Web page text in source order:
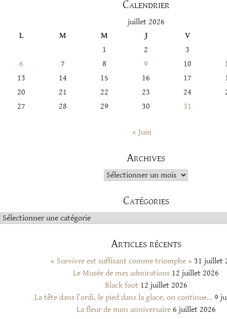
Calendrier
juillet 2026
L
M M J
V
1
2
3
6
7 8 9 10
13
14 15 16 17
20
21 22 23 24
27
28 29 30 31
« Juin
Archives
Archives
Catégories
Catégories
Articles récents
« Survivre est suffisant comme triomphe » 31 juillet
Le Musée de mes admirations 12 juillet 2026
Black foot 12 juillet 2026
La tête dans l’ordi, le pied dans la glace, on continue… 9
La fleur de mon anniversaire 6 juillet 2026